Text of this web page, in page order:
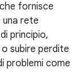
fornisce
rete
principio,
subire perdite
problemi come